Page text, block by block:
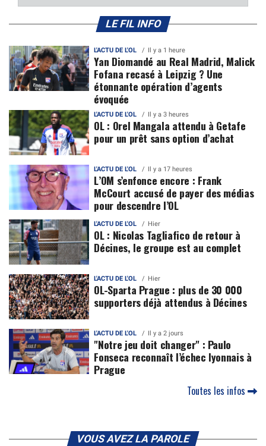
LE FIL INFO
L'ACTU DE L'OL Il y a 1 heure
Yan Diomandé au Real Madrid, Malick
Fofana recasé à Leipzig ? Une
étonnante opération d’agents
évoquée
L'ACTU DE L'OL Il y a 3 heures
OL : Orel Mangala attendu à Getafe
pour un prêt sans option d’achat
L'ACTU DE L'OL Il y a 17 heures
L’OM s’enfonce encore : Frank
McCourt accusé de payer des médias
pour descendre l’OL
L'ACTU DE L'OL Hier
OL : Nicolas Tagliafico de retour à
Décines, le groupe est au complet
L'ACTU DE L'OL Hier
OL-Sparta Prague : plus de 30 000
supporters déjà attendus à Décines
L'ACTU DE L'OL Il y a 2 jours
"Notre jeu doit changer" : Paulo
Fonseca reconnaît l’échec lyonnais à
Prague
Toutes les infos
VOUS AVEZ LA PAROLE